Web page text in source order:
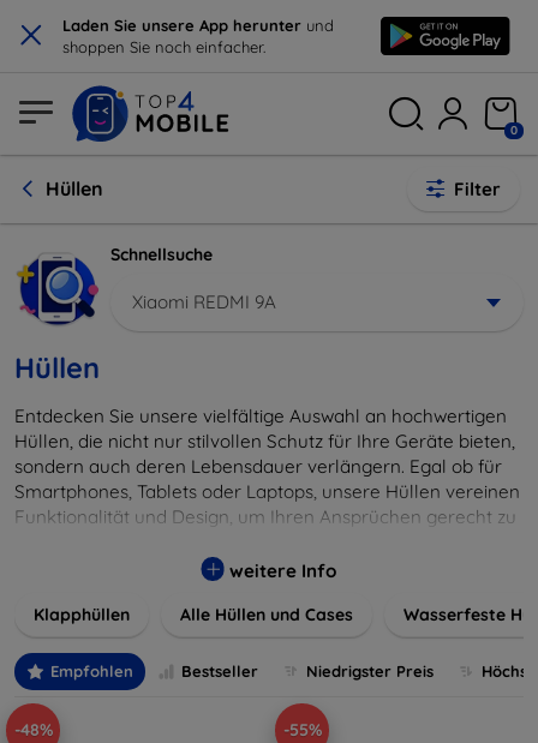
× Laden Sie unsere App herunter und
shoppen Sie noch einfacher.
0
Hüllen Filter
Schnellsuche
Xiaomi REDMI 9A
Hüllen
Entdecken Sie unsere vielfältige Auswahl an hochwertigen
Hüllen, die nicht nur stilvollen Schutz für Ihre Geräte bieten,
sondern auch deren Lebensdauer verlängern. Egal ob für
Smartphones, Tablets oder Laptops, unsere Hüllen vereinen
Funktionalität und Design, um Ihren Ansprüchen gerecht zu
Farben, um Ihren persönlichen Stil perfekt zu
weitere Info
Klapphüllen Alle Hüllen und Cases Wasserfeste
Empfohlen Bestseller Niedrigster Preis
-48% -55%